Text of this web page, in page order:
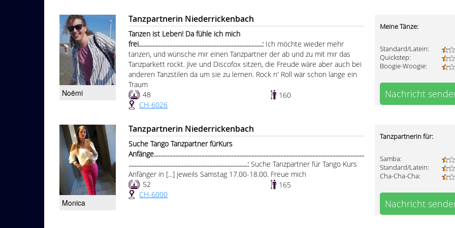
Noëmi
Tanzpartnerin Niederrickenbach
Tanzen ist Leben! Da fühle ich mich
frei.................................................................................: Ich möchte wieder mehr
tanzen, und wünsche mir einen Tanzpartner der ab und zu mit mir das
Tanzparkett rockt. Jive und Discofox sitzen, die Freude wäre aber auch bei
anderen Tanzstilen da um sie zu lernen. Rock n' Roll wär schon lange ein
Traum
48
160
CH-6026
Meine Tänze:
Standard/Latein:
Quickstep:
Boogie-Woogie:
Nachricht
Monica
Tanzpartnerin Niederrickenbach
Suche Tango Tanzpartner fürKurs
Anfänge..........................................................................................................................................
..............................................................................:Suche Tanzpartner für Tango Kurs
Anfänger in [...] jeweils Samstag 17.00-18.00. Freue mich
52
165
CH-6000
Tanzpartnerin für:
Samba:
Standard/Latein:
Cha-Cha-Cha:
Nachricht